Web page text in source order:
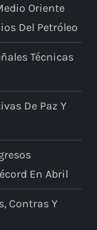
Oriente
Del Petróleo
Técnicas
De Paz Y
En Abril
Contras Y